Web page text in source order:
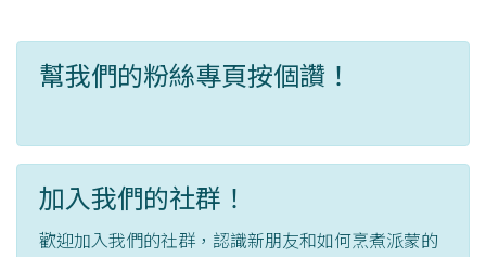
幫我們的粉絲專頁按個讚！
加入我們的社群！
歡迎加入我們的社群，認識新朋友和如何烹煮派蒙的